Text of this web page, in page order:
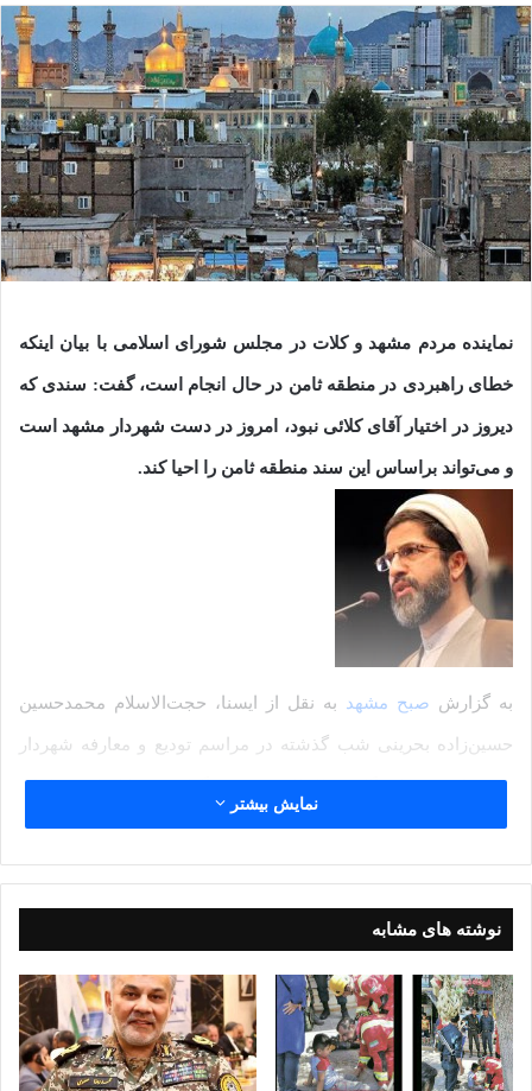
نماینده مردم مشهد و کلات در مجلس شورای اسلامی با بیان اینکه
خطای راهبردی در منطقه ثامن در حال انجام است، گفت: سندی که
دیروز در اختیار آقای کلائی نبود، امروز در دست شهردار مشهد است
و می‌تواند براساس این سند منطقه ثامن را احیا کند.
به گزارش صبح مشهد به نقل از ایسنا، حجت‌الاسلام محمدحسین
حسین‌زاده بحرینی شب گذشته در مراسم تودیع و معارفه شهردار
مشهد که در نمایشگاه بین‌المللی مشهد برگزار شد، با اشاره به اینکه
امروز روز قابل توجهی در مدیریت شهری مشهد است، اظهار کرد: در
این مدتی که بنده توفیق خدمت به مردم مشهد را داشتم، این شهر از
شهرداران پرتلاشی برخوردار بوده است.
وی با اشاره به تلاش‌های شورای پنجم و شهردار سابق بیان کرد:
پذیرش مسئولیت در شهر امام رضا(ع) به طور ویژه الزامات خاص به
خود را دارد. در حکومت اسلامی کم‌کاری ممنوع بوده اما در مشهد به
نمایش بیشتر
نوشته های مشابه